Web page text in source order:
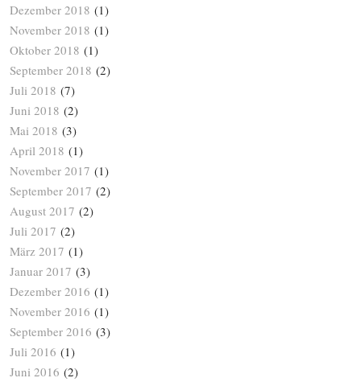
Dezember 2018 (1)
November 2018 (1)
Oktober 2018 (1)
September 2018 (2)
Juli 2018 (7)
Juni 2018 (2)
Mai 2018 (3)
April 2018 (1)
November 2017 (1)
September 2017 (2)
August 2017 (2)
Juli 2017 (2)
März 2017 (1)
Januar 2017 (3)
Dezember 2016 (1)
November 2016 (1)
September 2016 (3)
Juli 2016 (1)
Juni 2016 (2)